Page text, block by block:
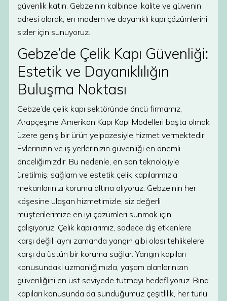
güvenlik katın. Gebze’nin kalbinde, kalite ve güvenin
adresi olarak, en modern ve dayanıklı kapı çözümlerini
sizler için sunuyoruz.
Gebze’de Çelik Kapı Güvenliği:
Estetik ve Dayanıklılığın
Buluşma Noktası
Gebze’de çelik kapı sektöründe öncü firmamız,
Arapçeşme Amerikan Kapı Kapı Modelleri başta olmak
üzere geniş bir ürün yelpazesiyle hizmet vermektedir.
Evlerinizin ve iş yerlerinizin güvenliği en önemli
önceliğimizdir. Bu nedenle, en son teknolojiyle
üretilmiş, sağlam ve estetik çelik kapılarımızla
mekanlarınızı koruma altına alıyoruz. Gebze’nin her
köşesine ulaşan hizmetimizle, siz değerli
müşterilerimize en iyi çözümleri sunmak için
çalışıyoruz. Çelik kapılarımız, sadece dış etkenlere
karşı değil, aynı zamanda yangın gibi olası tehlikelere
karşı da üstün bir koruma sağlar. Yangın kapıları
konusundaki uzmanlığımızla, yaşam alanlarınızın
güvenliğini en üst seviyede tutmayı hedefliyoruz. Bina
kapıları konusunda da sunduğumuz çeşitlilik, her türlü